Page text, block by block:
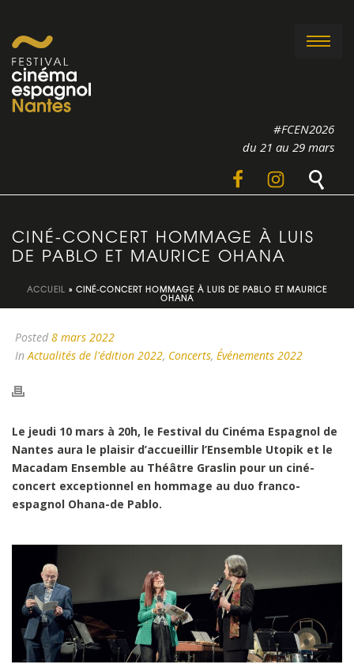
#FCEN2026
du 21 au 29 mars
CINÉ-CONCERT HOMMAGE À LUIS
DE PABLO ET MAURICE OHANA
ACCUEIL » CINÉ-CONCERT HOMMAGE À LUIS DE PABLO ET MAURICE
OHANA
Posted 8 mars 2022
InActualités de l'édition 2022, Concerts, Événements 2022
Le jeudi 10 mars à 20h, le Festival du Cinéma Espagnol de
Nantes aura le plaisir d’accueillir l’Ensemble Utopik et le
Macadam Ensemble au Théâtre Graslin pour un ciné-
concert exceptionnel en hommage au duo franco-
espagnol Ohana-de Pablo.